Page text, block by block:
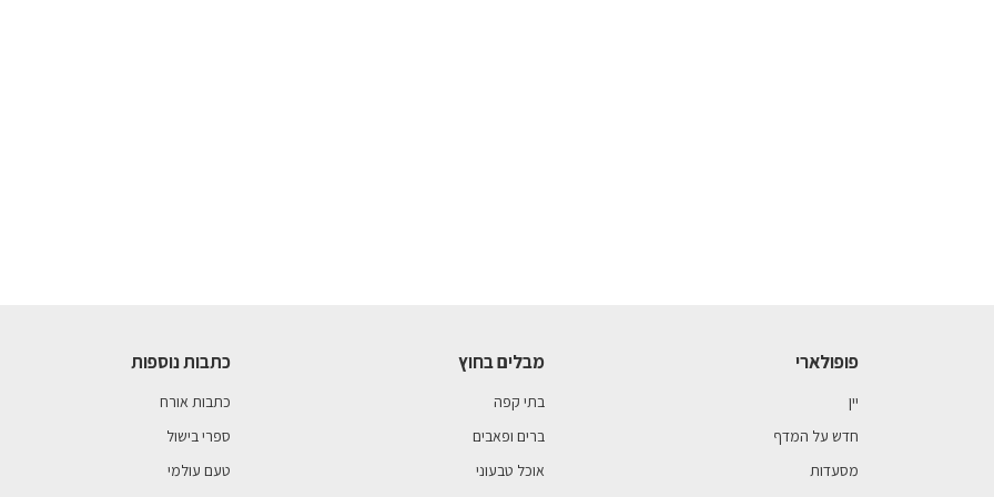
פופולארי
יין
חדש על המדף
מסעדות
מבלים בחוץ
בתי קפה
ברים ופאבים
אוכל טבעוני
כתבות נוספות
כתבות אורח
ספרי בישול
טעם עולמי